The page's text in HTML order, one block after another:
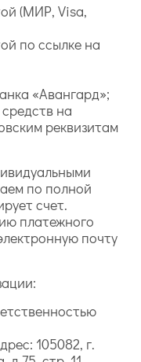
(МИР, Visa,
по ссылке на
«Авангард»;
на
реквизитам
по полной
счет.
платежного
почту
105082, г.